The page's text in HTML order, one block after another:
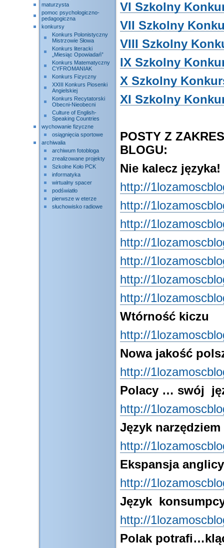
VI Szkolny
VII Szkolny
VIII Szkolny
IX Szkolny
X Szkolny
XI Szkolny
POSTY Z
BLOGU:
Nie kalecz
http://
http://
http://
http://
http://
http://
http://
Wtórność kiczu
http://
Nowa jakość
http://
Polacy … swój
http://
Język
http://
Ekspansja
http://
Język
http://
Polak
maturzysta
pomoc psychologiczno-
pedagogiczna
konkursy
Konkurs Polonistyczny
Mistrzowie Słowa
Konkurs literacki
„Miesiąc Opowiadań”
Konkurs Matematyczny
CYFROMANIAK
Konkurs Fizyczny
XXIII Konkurs Piosenki
Angielskiej
Konkurs Recytatorski
Obecni-Nieobecni
Culture of English-
Speaking Countries
wychowanie fizyczne
osiągnięcia sportowe
archiwalia
archiwum fotobloga
zrealizowane projekty
Szkolne Koło PCK
informatyka
wirtualny spacer
podświatło
pierwsze w eterze
słuchowisko radiowe